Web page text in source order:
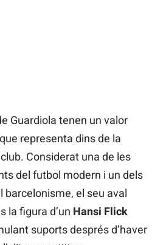
Guardiola tenen un valor
representa dins de la
Considerat una de les
del futbol modern i un dels
barcelonisme, el seu aval
la figura d’un Hansi Flick
suports després d’haver